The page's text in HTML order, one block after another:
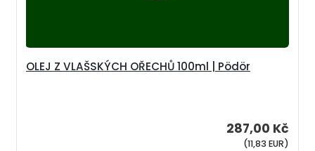
OLEJ Z VLAŠSKÝCH OŘECHŮ 100ml | Pödör
287,00 Kč
(11,83 EUR)